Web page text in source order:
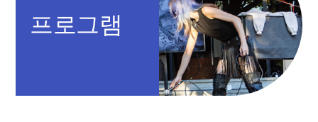
프로그램